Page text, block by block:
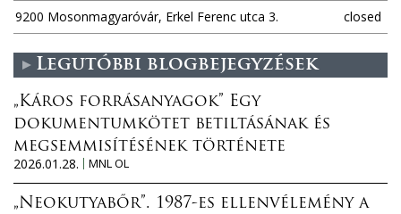
9200 Mosonmagyaróvár, Erkel Ferenc utca 3.
closed
Legutóbbi blogbejegyzések
„Káros forrásanyagok” Egy
dokumentumkötet betiltásának és
megsemmisítésének története
2026.01.28.
MNL OL
„Neokutyabőr”. 1987-es ellenvélemény a